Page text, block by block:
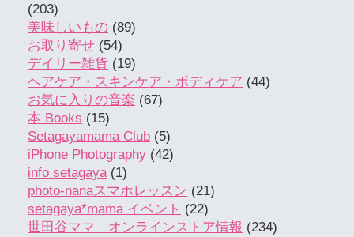
(203)
美味しいもの (89)
お取り寄せ (54)
デイリー雑貨 (19)
ヘアケア・スキンケア・ボディケア (44)
お気に入りの音楽 (67)
本 Books (15)
Setagayamama Club (5)
iPhone Photography (42)
info setagaya(1)
photo-nanaスマホレッスン (21)
setagaya*mama イベント (22)
世田谷ママ オンラインストア情報 (234)